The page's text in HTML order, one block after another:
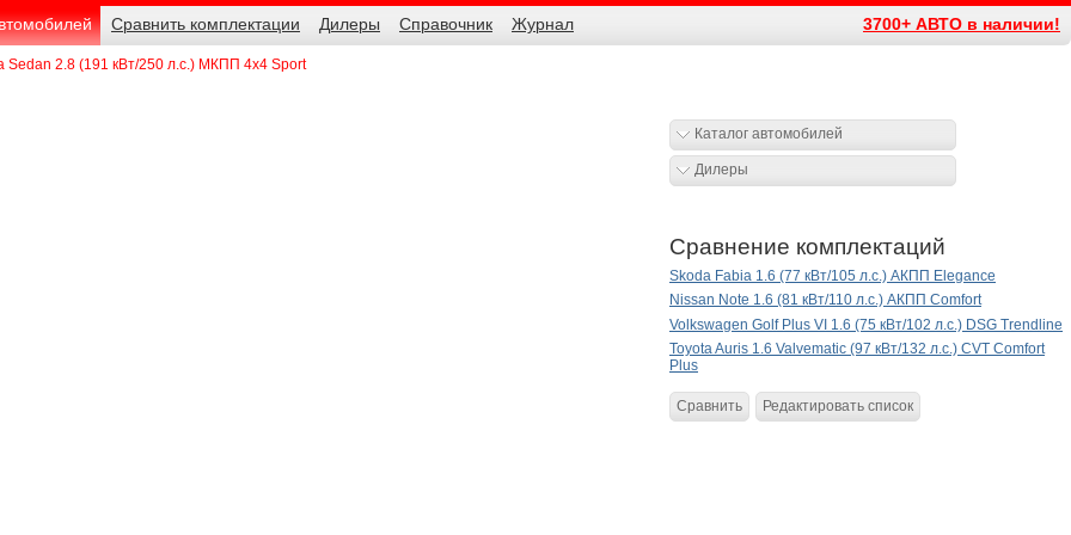
Сравнить комплектации Дилеры Справочник Журнал 3700+ АВТО в наличии!
Sedan 2.8 (191 кВт/250 л.с.) МКПП 4x4 Sport
Каталог автомобилей
Дилеры
Сравнение комплектаций
Skoda Fabia 1.6 (77 кВт/105 л.с.) АКПП Elegance
Nissan Note 1.6 (81 кВт/110 л.с.) АКПП Comfort
Volkswagen Golf Plus VI 1.6 (75 кВт/102 л.с.) DSG Trendline
Toyota Auris 1.6 Valvematic (97 кВт/132 л.с.) CVT Comfort
Plus
Сравнить Редактировать список